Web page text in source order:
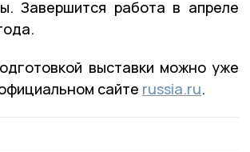
Завершится работа в апреле
выставки можно уже
сайте russia.ru.